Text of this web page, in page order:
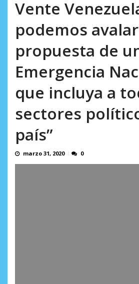
Vente
podemos avalar
propuesta de
Emergencia
que incluya a
sectores
país”
marzo 31, 2020 0